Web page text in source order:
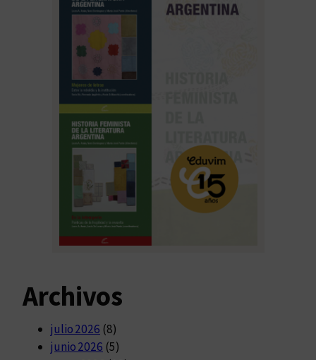
Archivos
julio 2026 (8)
junio 2026 (5)